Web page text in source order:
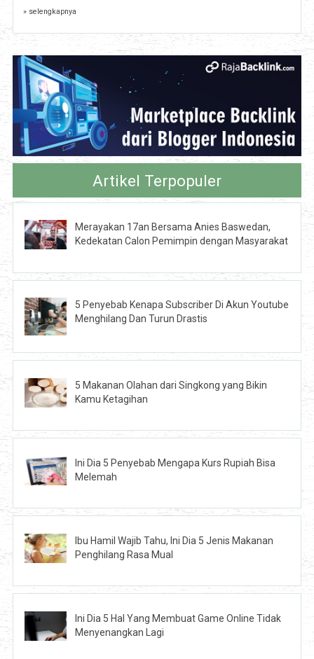
» selengkapnya
Artikel Terpopuler
Merayakan 17an Bersama Anies Baswedan,
Kedekatan Calon Pemimpin dengan Masyarakat
5 Penyebab Kenapa Subscriber Di Akun Youtube
Menghilang Dan Turun Drastis
5 Makanan Olahan dari Singkong yang Bikin
Kamu Ketagihan
Ini Dia 5 Penyebab Mengapa Kurs Rupiah Bisa
Melemah
Ibu Hamil Wajib Tahu, Ini Dia 5 Jenis Makanan
Penghilang Rasa Mual
Ini Dia 5 Hal Yang Membuat Game Online Tidak
Menyenangkan Lagi